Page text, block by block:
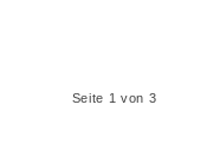
Seite 1 von 3